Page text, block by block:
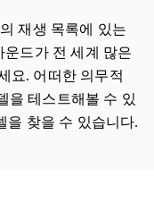
재생 목록에 있는
운드가 전 세계 많은
요. 어떠한 의무적
을 테스트해볼 수 있
을 찾을 수 있습니다.